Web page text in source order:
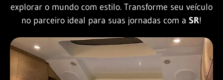
explorar o mundo com estilo. Transforme seu veículo
no parceiro ideal para suas jornadas com a SR!